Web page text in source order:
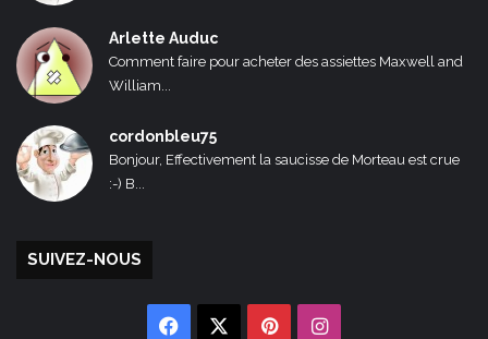
Arlette Auduc
Comment faire pour acheter des assiettes Maxwell and
William...
cordonbleu75
Bonjour, Effectivement la saucisse de Morteau est crue
:-) B...
SUIVEZ-NOUS
Facebook PinterestInstagram